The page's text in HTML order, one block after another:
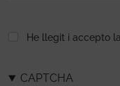
He llegit i accepto la
CAPTCHA